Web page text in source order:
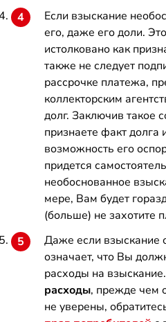
Если взыскание
его, даже его доли.
истолковано как
также не следует
рассрочке платежа,
коллекторским
долг. Заключив такое
признаете факт долга
возможность его
придется
необоснованное
мере, Вам будет
(больше) не захотите
Даже если взыскание
означает, что Вы
расходы на взыскание.
расходы, прежде чем
не уверены,